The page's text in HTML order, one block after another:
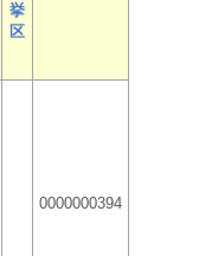
挙
区
0000000394